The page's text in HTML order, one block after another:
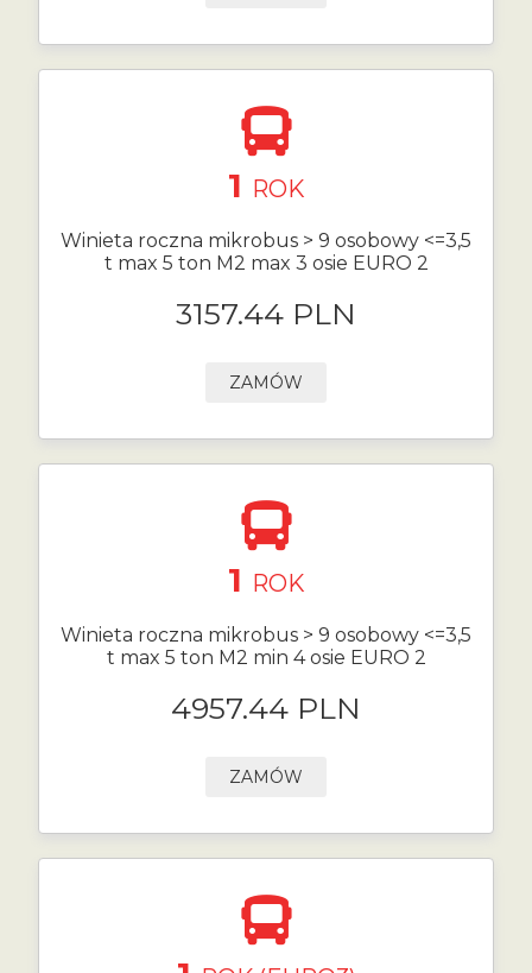
1 ROK
Winieta roczna mikrobus > 9 osobowy <=3,5
t max 5 ton M2 max 3 osie EURO 2
3157.44 PLN
ZAMÓW
1 ROK
Winieta roczna mikrobus > 9 osobowy <=3,5
t max 5 ton M2 min 4 osie EURO 2
4957.44 PLN
ZAMÓW